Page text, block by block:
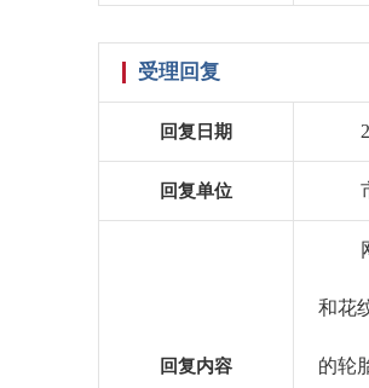
受理回复
回复日期
回复单位
回复内容
和花
的轮